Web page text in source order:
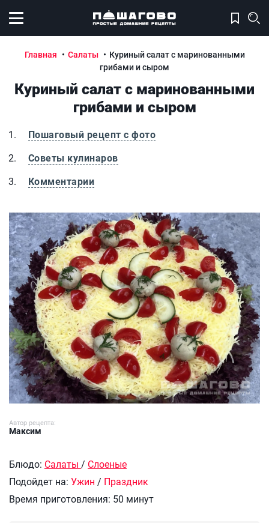
Открыть меню
Главная Салаты
Куриный салат с маринованными
грибами и сыром
Куриный салат с маринованными
грибами и сыром
Пошаговый рецепт с фото
Советы кулинаров
Комментарии
Куриный салат с маринованными грибами и сыром
Автор рецепта:
Максим
Блюдо: Салаты / Слоеные
Подойдет на: Ужин / Праздник
Время приготовления: 50 минут